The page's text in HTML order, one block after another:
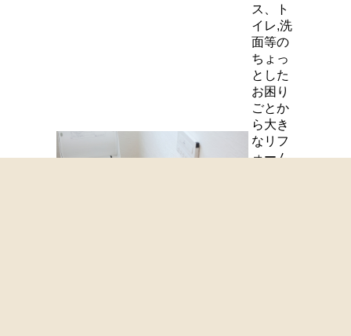
ス、ト
イレ,洗
面等の
ちょっ
とした
お困り
ごとか
ら大き
なリフ
ォーム